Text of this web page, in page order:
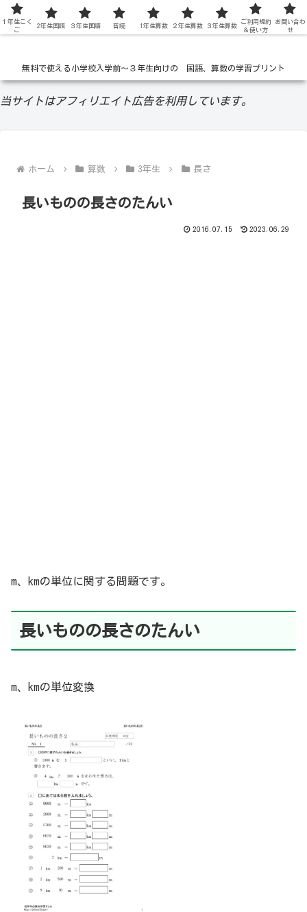
低学年の無料学習ドリル
無料で使える小学校入学前〜３年生向けの 国語、算数の学習プリント
当サイトはアフィリエイト広告を利用しています。
ホーム 算数 3年生 長さ
長いものの長さのたんい
2016.07.15 2023.06.29
m、kmの単位に関する問題です。
長いものの長さのたんい
m、kmの単位変換
１年生こく
ご
2年生国語 ３年生国語 音読 1年生算数 ２年生算数 ３年生算数
ご利用規約
＆使い方
お問い合わ
せ